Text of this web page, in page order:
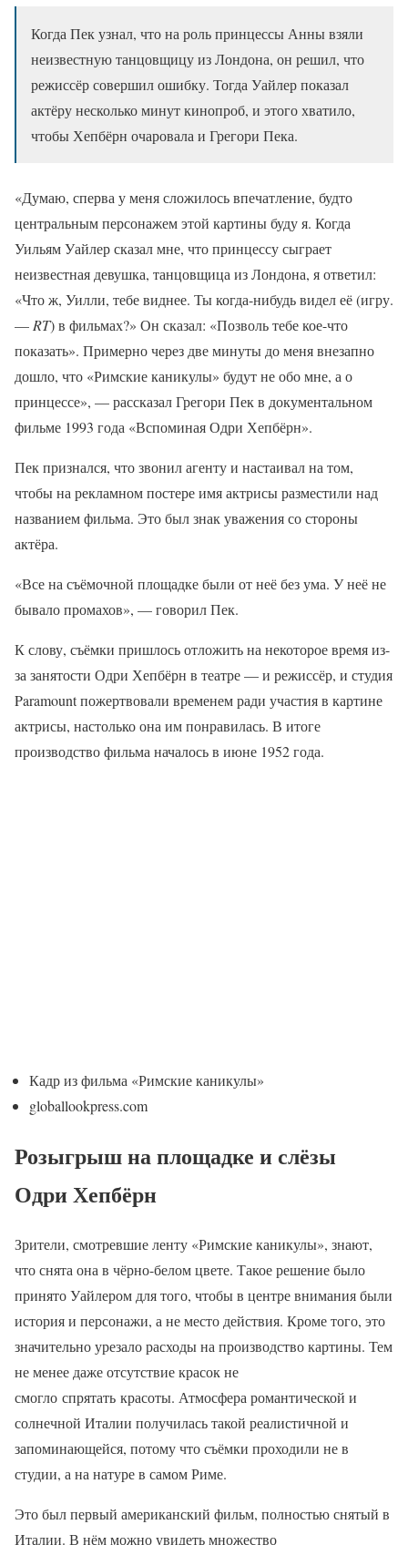
Когда Пек узнал, что на роль принцессы Анны взяли
неизвестную танцовщицу из Лондона, он решил, что
режиссёр совершил ошибку. Тогда Уайлер показал
актёру несколько минут кинопроб, и этого хватило,
чтобы Хепбёрн очаровала и Грегори Пека.
«Думаю, сперва у меня сложилось впечатление, будто
центральным персонажем этой картины буду я. Когда
Уильям Уайлер сказал мне, что принцессу сыграет
неизвестная девушка, танцовщица из Лондона, я ответил:
«Что ж, Уилли, тебе виднее. Ты когда-нибудь видел её (игру.
— RT) в фильмах?» Он сказал: «Позволь тебе кое-что
показать». Примерно через две минуты до меня внезапно
дошло, что «Римские каникулы» будут не обо мне, а о
принцессе», — рассказал Грегори Пек в документальном
фильме 1993 года «Вспоминая Одри Хепбёрн».
Пек признался, что звонил агенту и настаивал на том,
чтобы на рекламном постере имя актрисы разместили над
названием фильма. Это был знак уважения со стороны
актёра.
«Все на съёмочной площадке были от неё без ума. У неё не
бывало промахов», — говорил Пек.
К слову, съёмки пришлось отложить на некоторое время из-
за занятости Одри Хепбёрн в театре — и режиссёр, и студия
Paramount пожертвовали временем ради участия в картине
актрисы, настолько она им понравилась. В итоге
производство фильма началось в июне 1952 года.
Кадр из фильма «Римские каникулы»
globallookpress.com
Розыгрыш на площадке и слёзы
Одри Хепбёрн
Зрители, смотревшие ленту «Римские каникулы», знают,
что снята она в чёрно-белом цвете. Такое решение было
принято Уайлером для того, чтобы в центре внимания были
история и персонажи, а не место действия. Кроме того, это
значительно урезало расходы на производство картины. Тем
не менее даже отсутствие красок не
смогло спрятать красоты. Атмосфера романтической и
солнечной Италии получилась такой реалистичной и
запоминающейся, потому что съёмки проходили не в
студии, а на натуре в самом Риме.
Это был первый американский фильм, полностью снятый в
Италии. В нём можно увидеть множество